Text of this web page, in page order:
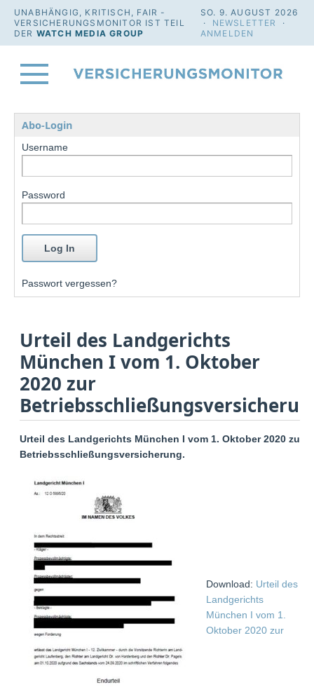
UNABHÄNGIG, KRITISCH, FAIR -
VERSICHERUNGSMONITOR IST TEIL
DER WATCH MEDIA GROUP
SO. 9. AUGUST 2026
· NEWSLETTER
·
ANMELDEN
Abo-Login
Username
Password
Passwort vergessen?
Urteil des Landgerichts
München I vom 1. Oktober
2020 zur
Urteil des Landgerichts München I vom 1. Oktober 2020 zur
Betriebsschließungsversicherung.
Download: Urteil des
Landgerichts
München I vom 1.
Oktober 2020 zur